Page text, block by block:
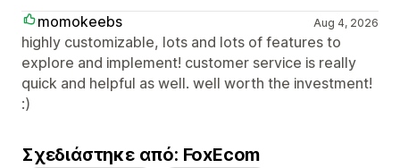
momokeebs
Aug 4, 2026
highly customizable, lots and lots of features to
explore and implement! customer service is really
quick and helpful as well. well worth the investment!
:)
Σχεδιάστηκε από: FoxEcom